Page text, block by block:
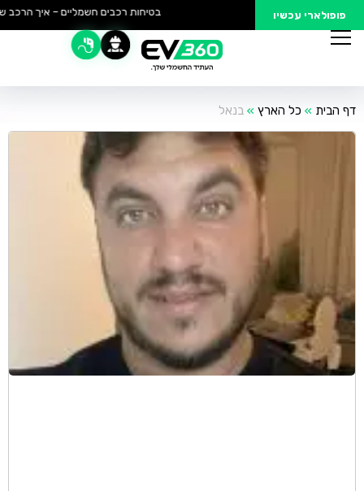
פופולארי עכשיו בטיחות רכבים חשמליים – איך הרכב
דף הבית » כל הארץ » בנאל